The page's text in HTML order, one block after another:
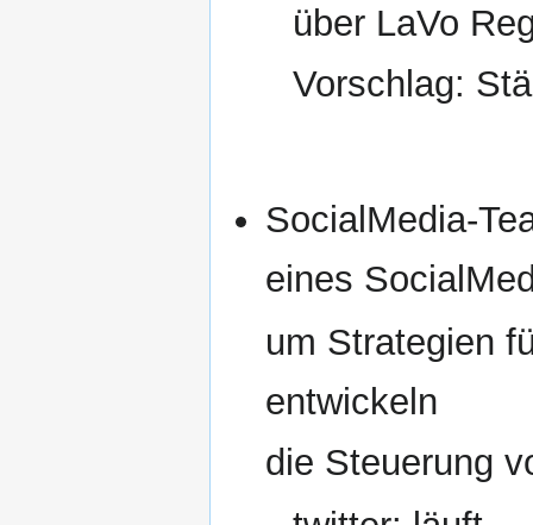
über LaVo
Vorschlag:
SocialMedia-
eines
um Strategien
entwickeln
die Steuerung